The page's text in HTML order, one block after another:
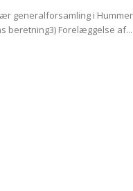
generalforsamling i
beretning3) Forelæggelse af...